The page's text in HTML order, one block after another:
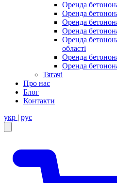
Оренда
Оренда
Оренда
Оренда
Оренда
області
Оренда
Оренда
Тягачі
Про нас
Блог
Контакти
укр | рус